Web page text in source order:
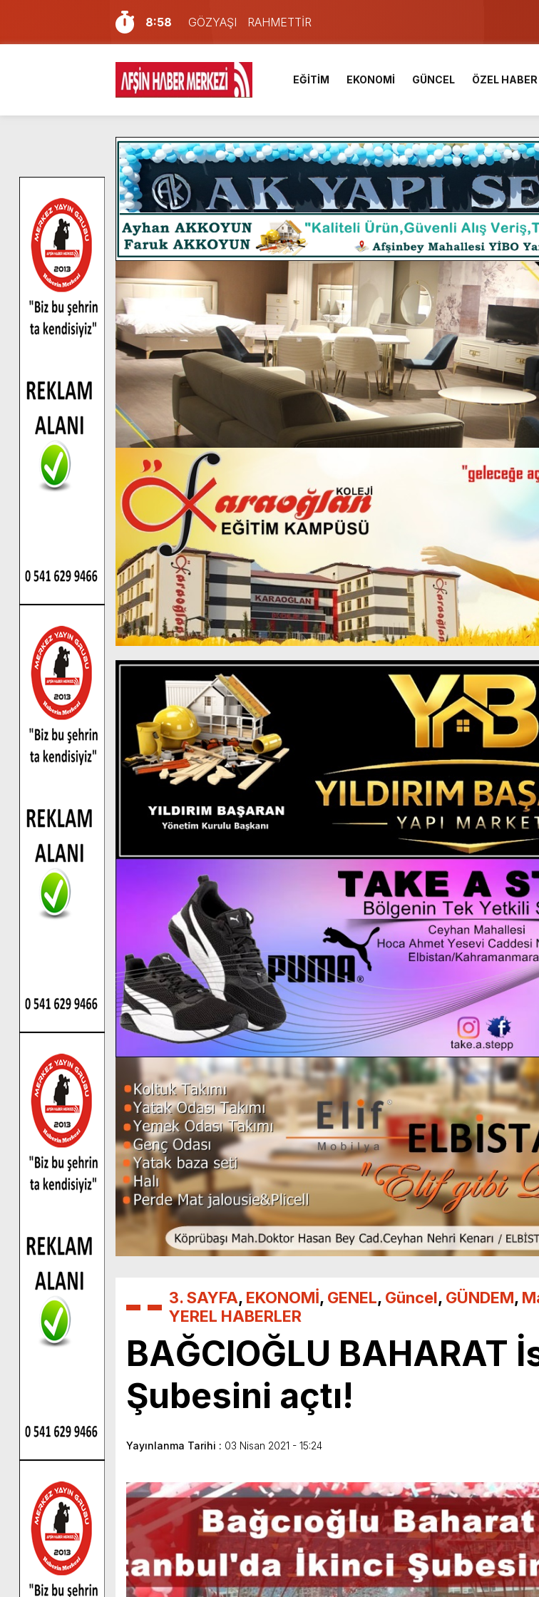
8:58
GÖZYAŞI RAHMETTİR
7:57
Afşin Sağlık Yüksek Okulu ve Meslek Yüksek Okulunda görev
6:31
Onikişubat Belediyesi’nin Üniversite Hazırlık Kursu başvurularında
16:10
Uluslararası Bisiklet Yarışması’nda En Zorlu Etap Tamamlandı.
13:27
NOTER ONAYLI TYP LİSTESİ YAYINLANDI.
11:22
KAFUM Fuar Alanı Bulut ve Yavuz’un Ezgileriyle Şenlendi.
8:06
Afşinli bir hemşehrimizin de olduğu Filistin Konvoyu, güçlenerek
14:05
Madrigal, Perşembe Günü KAFUM’da Sahne Alacak.
7:39
KEDİNİZ Mİ VAR?
4:58
İklim Dirençli Tarım İçin Güç Birliği.
EĞİTİM EKONOMİ GÜNCEL ÖZEL HABER
3. SAYFA, EKONOMİ, GENEL, Güncel, GÜNDEM,
YEREL HABERLER
BAĞCIOĞLU BAHARAT
Şubesini açtı!
Yayınlanma Tarihi : 03 Nisan 2021 - 15:24